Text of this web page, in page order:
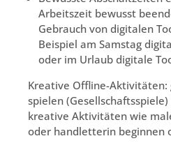
Arbeitszeit bewusst
Gebrauch von digitalen
Beispiel am Samstag
oder im Urlaub digitale
Kreative Offline-
spielen
kreative Aktivitäten wie
oder handletterin beginnen